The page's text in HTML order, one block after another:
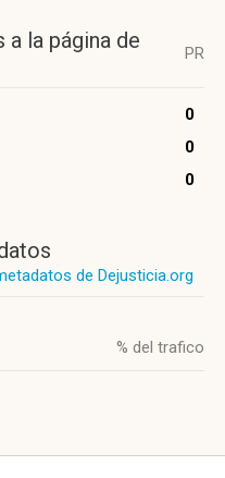
la página de
PR
0
0
0
de Dejusticia.org
% del trafico